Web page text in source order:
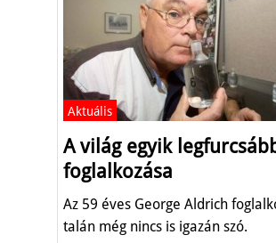
Aktuális
A világ egyik
foglalkozása
Az 59 éves George Aldrich
talán még nincs is igazán szó.